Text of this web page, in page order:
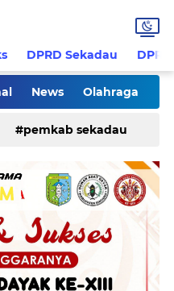
DPRD Sekadau
News Olahraga
Sekadau
kriminal
pemkab sekadau